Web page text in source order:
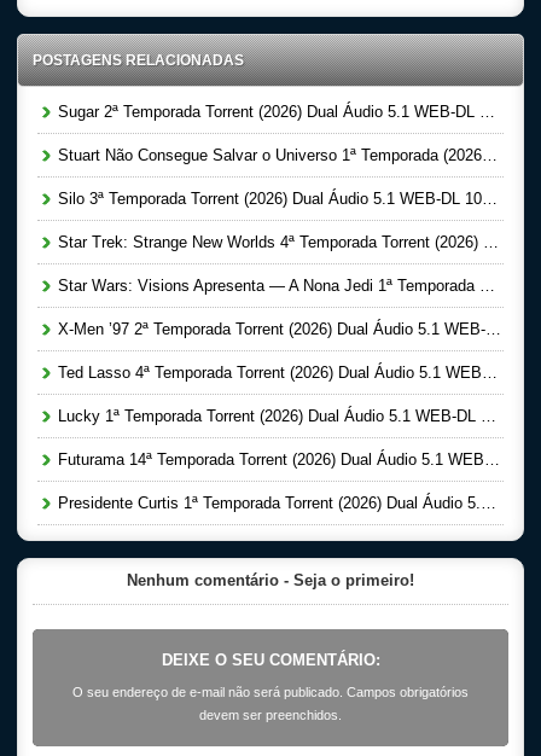
POSTAGENS RELACIONADAS
Sugar 2ª Temporada Torrent (2026) Dual Áudio 5.1 WEB-DL 1080p
Stuart Não Consegue Salvar o Universo 1ª Temporada (2026) Dual Áudio 5.1 WEB-DL 1080p
Silo 3ª Temporada Torrent (2026) Dual Áudio 5.1 WEB-DL 1080p
Star Trek: Strange New Worlds 4ª Temporada Torrent (2026) Dual Áudio 5.1 WEB-DL 1080p
Star Wars: Visions Apresenta — A Nona Jedi 1ª Temporada Completa Torrent (2026) Dual Áudio 5.1 WEB-DL 1080p
X-Men ’97 2ª Temporada Torrent (2026) Dual Áudio 5.1 WEB-DL 1080p
Ted Lasso 4ª Temporada Torrent (2026) Dual Áudio 5.1 WEB-DL 1080p
Lucky 1ª Temporada Torrent (2026) Dual Áudio 5.1 WEB-DL 1080p
Futurama 14ª Temporada Torrent (2026) Dual Áudio 5.1 WEB-DL 1080p
Presidente Curtis 1ª Temporada Torrent (2026) Dual Áudio 5.1 WEB-DL 1080p
Nenhum comentário - Seja o primeiro!
DEIXE O SEU COMENTÁRIO:
O seu endereço de e-mail não será publicado. Campos obrigatórios
devem ser preenchidos.